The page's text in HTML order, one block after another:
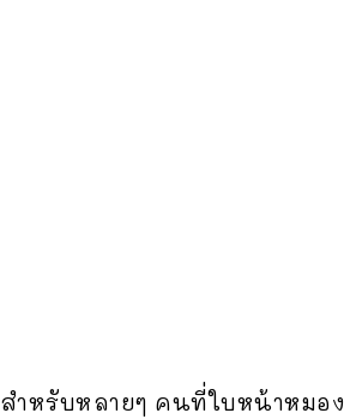
สำหรับหลายๆ คนที่ใบหน้าหมอง